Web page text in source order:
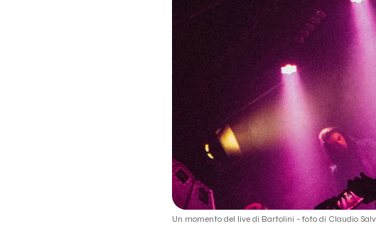
Un momento del live di Bartolini - foto di Claudio